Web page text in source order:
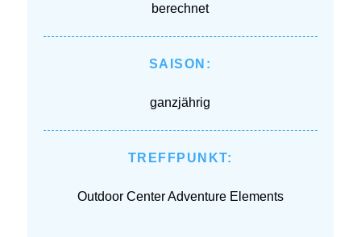
berechnet
SAISON:
ganzjährig
TREFFPUNKT:
Outdoor Center Adventure Elements